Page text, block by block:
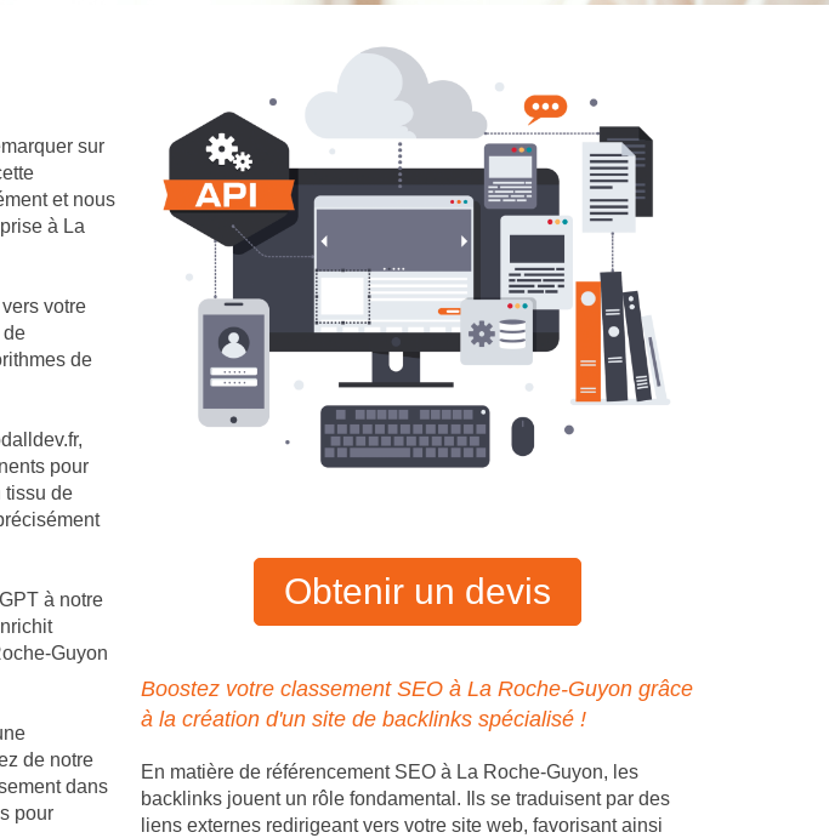
sur
et nous
à La
votre
de
de
pour
tissu de
à notre
Guyon
de notre
dans
pour
Obtenir un devis
Boostez votre classement SEO à La Roche-Guyon grâce
à la création d'un site de backlinks spécialisé !
En matière de référencement SEO à La Roche-Guyon, les
backlinks jouent un rôle fondamental. Ils se traduisent par des
liens externes redirigeant vers votre site web, favorisant ainsi